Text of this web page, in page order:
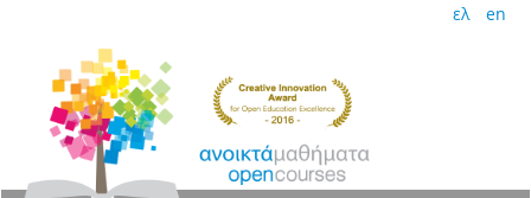
ελ en